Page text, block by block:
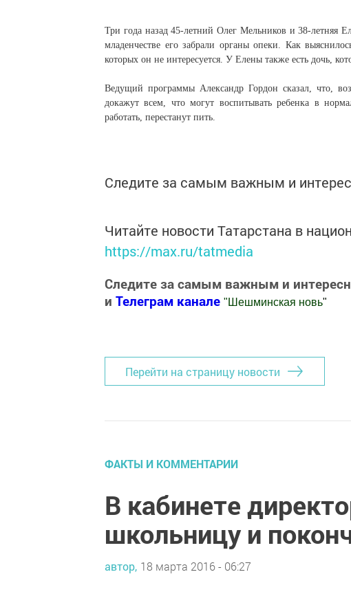
Три года назад 45-летний Олег Мельников и 38-летняя
младенчестве его забрали органы опеки. Как
которых он не интересуется. У Елены также есть дочь,
Ведущий программы Александр Гордон сказал, что,
докажут всем, что могут воспитывать ребенка в
работать, перестанут пить.
Следите за самым важным и
Читайте новости Татарстана в
https://max.ru/tatmedia
Следите за самым важным и
и Телеграм канале " Шешминская новь"
Перейти на страницу новости
ФАКТЫ И КОММЕНТАРИИ
В кабинете
школьницу и
автор, 18 марта 2016 - 06:27